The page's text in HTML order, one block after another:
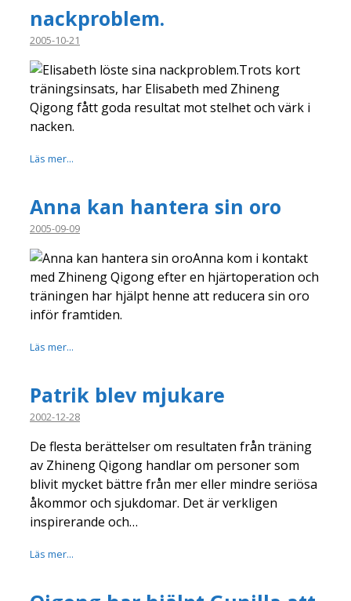
nackproblem.
2005-10-21
Trots kort
träningsinsats, har Elisabeth med Zhineng
Qigong fått goda resultat mot stelhet och värk i
nacken.
Läs mer...
Anna kan hantera sin oro
2005-09-09
Anna kom i kontakt
med Zhineng Qigong efter en hjärtoperation och
träningen har hjälpt henne att reducera sin oro
inför framtiden.
Läs mer...
Patrik blev mjukare
2002-12-28
De flesta berättelser om resultaten från träning
av Zhineng Qigong handlar om personer som
blivit mycket bättre från mer eller mindre seriösa
åkommor och sjukdomar. Det är verkligen
inspirerande och…
Läs mer...